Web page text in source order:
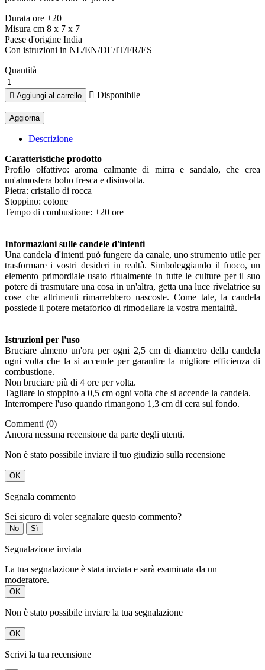
Durata ore ±20
Misura cm 8 x 7 x 7
Paese d'origine India
Con istruzioni in NL/EN/DE/IT/FR/ES
Quantità
 Aggiungi al carrello  Disponibile
Descrizione
Caratteristiche prodotto
Profilo olfattivo: aroma calmante di mirra e sandalo, che crea
un'atmosfera boho fresca e disinvolta.
Pietra: cristallo di rocca
Stoppino: cotone
Tempo di combustione: ±20 ore
Informazioni sulle candele d'intenti
Una candela d'intenti può fungere da canale, uno strumento utile per
trasformare i vostri desideri in realtà. Simboleggiando il fuoco, un
elemento primordiale usato ritualmente in tutte le culture per il suo
potere di trasmutare una cosa in un'altra, getta una luce rivelatrice su
cose che altrimenti rimarrebbero nascoste. Come tale, la candela
possiede il potere metaforico di rimodellare la vostra mentalità.
Istruzioni per l'uso
Bruciare almeno un'ora per ogni 2,5 cm di diametro della candela
ogni volta che la si accende per garantire la migliore efficienza di
combustione.
Non bruciare più di 4 ore per volta.
Tagliare lo stoppino a 0,5 cm ogni volta che si accende la candela.
Interrompere l'uso quando rimangono 1,3 cm di cera sul fondo.
Commenti (0)
Ancora nessuna recensione da parte degli utenti.
Non è stato possibile inviare il tuo giudizio sulla recensione
OK
Segnala commento
Sei sicuro di voler segnalare questo commento?
No Sì
Segnalazione inviata
La tua segnalazione è stata inviata e sarà esaminata da un
moderatore.
OK
Non è stato possibile inviare la tua segnalazione
OK
Scrivi la tua recensione